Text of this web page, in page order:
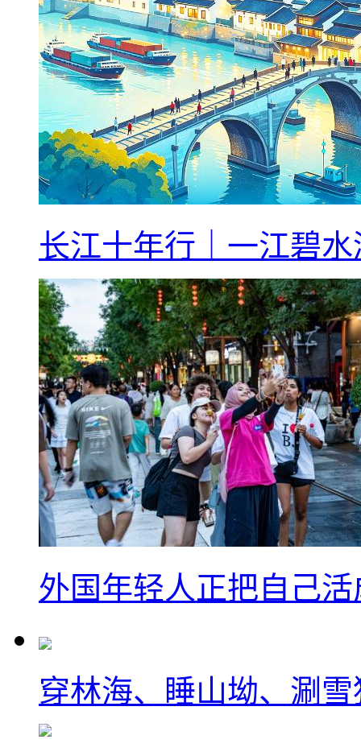
长江十年行｜一江碧
外国年轻人正把自己活
穿林海、睡山坳、涮